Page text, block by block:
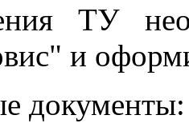
ТУ
и
документы: